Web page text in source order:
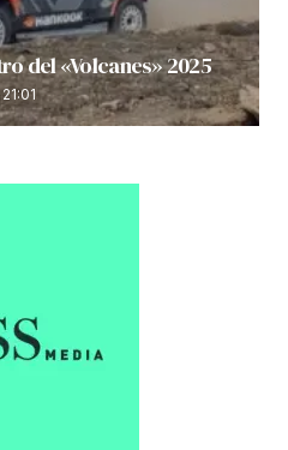
del «Volcanes» 2025